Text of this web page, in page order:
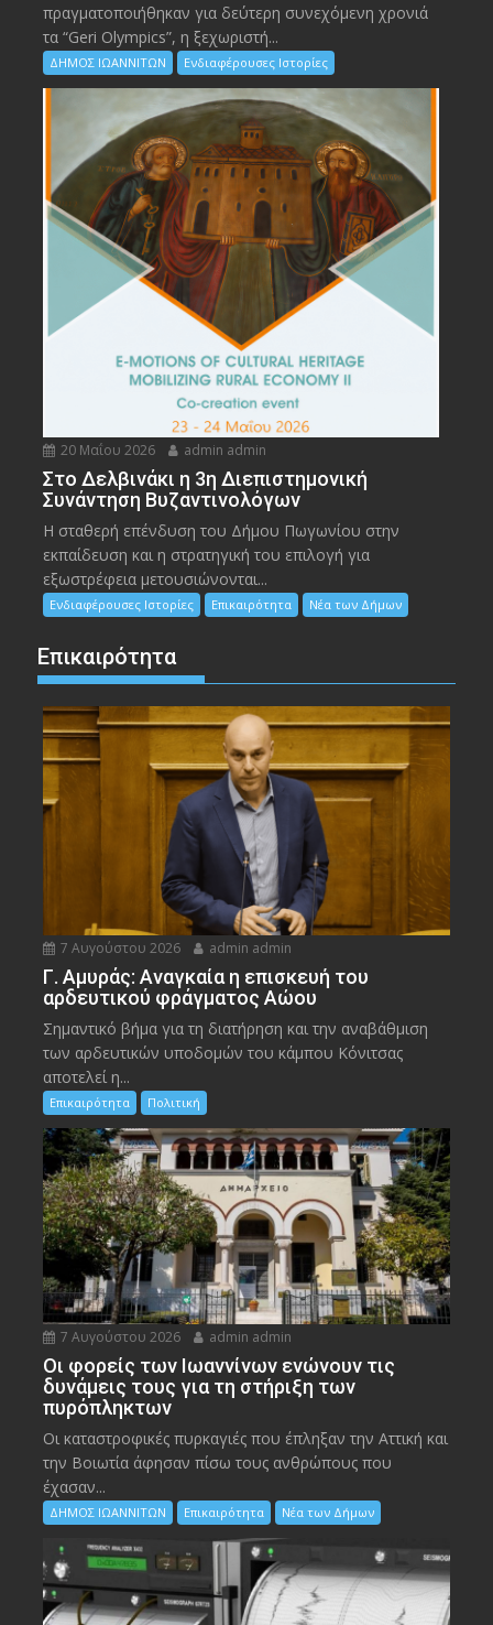
πραγματοποιήθηκαν για δεύτερη συνεχόμενη χρονιά
τα “Geri Olympics”, η ξεχωριστή...
ΔΗΜΟΣ ΙΩΑΝΝΙΤΩΝ Ενδιαφέρουσες Ιστορίες
20 Μαΐου 2026 admin admin
Στο Δελβινάκι η 3η Διεπιστημονική
Συνάντηση Βυζαντινολόγων
Η σταθερή επένδυση του Δήμου Πωγωνίου στην
εκπαίδευση και η στρατηγική του επιλογή για
εξωστρέφεια μετουσιώνονται...
Ενδιαφέρουσες Ιστορίες Επικαιρότητα Νέα των Δήμων
Επικαιρότητα
7 Αυγούστου 2026 admin admin
Γ. Αμυράς: Αναγκαία η επισκευή του
αρδευτικού φράγματος Αώου
Σημαντικό βήμα για τη διατήρηση και την αναβάθμιση
των αρδευτικών υποδομών του κάμπου Κόνιτσας
αποτελεί η...
Επικαιρότητα Πολιτική
7 Αυγούστου 2026 admin admin
Οι φορείς των Ιωαννίνων ενώνουν τις
δυνάμεις τους για τη στήριξη των
πυρόπληκτων
Οι καταστροφικές πυρκαγιές που έπληξαν την Αττική και
την Bοιωτία άφησαν πίσω τους ανθρώπους που
έχασαν...
ΔΗΜΟΣ ΙΩΑΝΝΙΤΩΝ Επικαιρότητα Νέα των Δήμων